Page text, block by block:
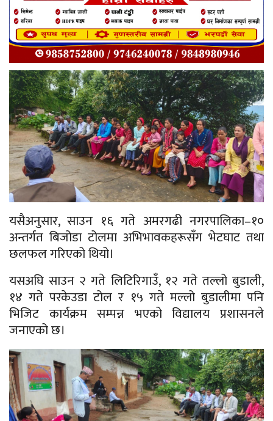
यसैअनुसार, साउन १६ गते अमरगढी नगरपालिका–१०
अन्तर्गत बिजोडा टोलमा अभिभावकहरूसँग भेटघाट तथा
छलफल गरिएको थियो।
यसअघि साउन २ गते लिटिरिगाउँ, १२ गते तल्लो बुडाली,
१४ गते परकेउडा टोल र १५ गते मल्लो बुडालीमा पनि
भिजिट कार्यक्रम सम्पन्न भएको विद्यालय प्रशासनले
जनाएको छ।